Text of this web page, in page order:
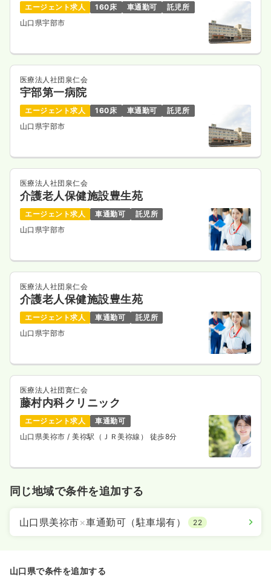
エージェント求人 160床 車通勤可
託児所
山口県宇部市
医療法人社団泉仁会
宇部第一病院
エージェント求人 160床 車通勤可
託児所
山口県宇部市
医療法人社団泉仁会
介護老人保健施設豊生苑
エージェント求人 車通勤可
託児所
山口県宇部市
医療法人社団泉仁会
介護老人保健施設豊生苑
エージェント求人 車通勤可
託児所
山口県宇部市
医療法人社団寛仁会
藤村内科クリニック
エージェント求人
車通勤可
山口県美祢市/ 美祢駅（ＪＲ美祢線） 徒歩8分
同じ地域で条件を追加する
山口県美祢市×車通勤可（駐車場有） 22
山口県で条件を追加する